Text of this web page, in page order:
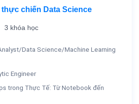
chiến Data Science
3 khóa học
Data Science/Machine Learning
Engineer
trong Thực Tế: Từ Notebook đến